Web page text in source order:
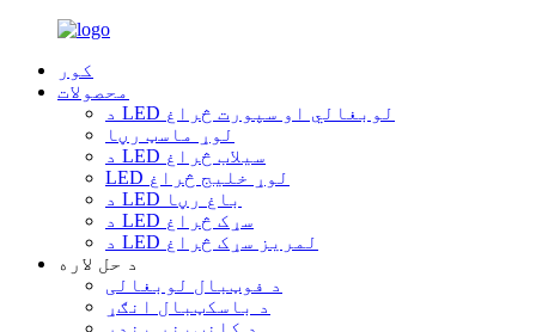
کور
محصولات
د LED لوبغالي او سپورت څراغ
لوړ ماسټ رڼا
د LED سیلاب څراغ
LED لوړ خلیج څراغ
د LED باغ رڼا
د LED سړک څراغ
د LED لمریز سړک څراغ
د حل لاره
د فوټبال لوبغالی
د باسکټبال انګړ
د کانټینر بندر